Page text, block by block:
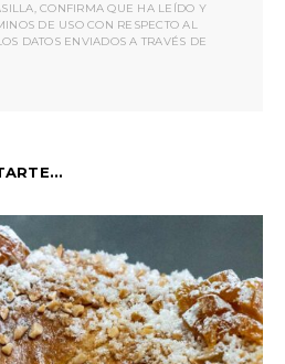
CONFIRMA QUE HA LEÍDO Y
DE USO CON RESPECTO AL
DATOS ENVIADOS A TRAVÉS DE